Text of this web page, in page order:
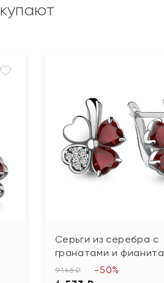
Серьги из серебра с
гранатами и
9 146 ₽ -50%